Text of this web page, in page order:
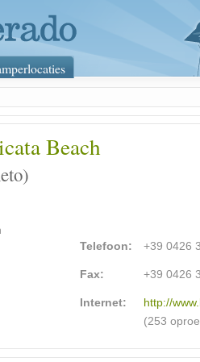
Beach
Telefoon: +39 0426
Fax: +39 0426
Internet:
http://
(253